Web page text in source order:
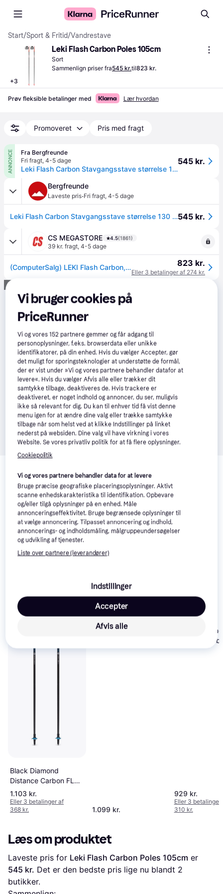
Start/Sport & Fritid/Vandrestave
+3
Leki Flash Carbon Poles 105cm
Sort
Sammenlign priser fra545 kr.til823 kr.
Prøv fleksible betalinger med Lær hvordan
Promoveret Pris med fragt
ANNONCE
Fra Bergfreunde
Fri fragt, 4-5 dage
Leki Flash Carbon Stavgangsstave størrelse 130 cm farve green/ neon yellow
545 kr.
Bergfreunde
Laveste pris·Fri fragt, 4-5 dage
Leki Flash Carbon Stavgangsstave størrelse 130 cm farve green/ neon yellow545 kr.
CS MEGASTORE 4.5(1861)
39 kr. fragt, 4-5 dage
(ComputerSalg) LEKI Flash Carbon, Unisex, Fast længde, Stavgang, I-type greb, Kork, Carbon (PRC 700) 823 kr.
Eller 3 betalinger af 274 kr.
Annonce
Relaterede produkter
Se vores forslag til andre produkter, der matcher dine
interesser. Vis alle
Black Diamond
Distance Carbon FLZ
Trekkingstænger
1.103 kr.
Eller 3 betalinger af
368 kr.
Black Diamond
Desert Sky 140 cm
1.099 kr.
Black Diamond
Distance
125 cm
929 kr.
Eller 3 betalinger
310 kr.
Læs om produktet
Laveste pris for Leki Flash Carbon Poles 105cm
545 kr. Det er den bedste pris lige nu blandt 2
butikker.
Vi bruger cookies på
PriceRunner
Vi og vores152 partnere gemmer og får adgang til
personoplysninger, f.eks. browserdata eller unikke
identifikatorer, på din enhed. Hvis du vælger Accepter, gør
det muligt for sporingsteknologier at understøtte de formål,
der er vist under »Vi og vores partnere behandler datafor at
levere«. Hvis du vælger Afvis alle eller trækker dit
samtykke tilbage, deaktiveres de. Hvis trackere er
deaktiveret, er noget indhold og annoncer, du ser, muligvis
ikke så relevant for dig. Du kan til enhver tid få vist denne
menu igen for at ændre dine valg eller trække samtykke
tilbage når som helst ved at klikke Indstillinger på linket
nederst på websiden. Dine valg vil have virkning i vores
Website. Se vores privatliv politik for at få flere oplysninger.
Cookiepolitik
Vi og vores partnere behandler data for at levere
Bruge præcise geografiske placeringsoplysninger. Aktivt
scanne enhedskarakteristika til identifikation. Opbevare
og/eller tilgå oplysninger på en enhed. Måle
annonceringseffektivitet. Bruge begrænsede oplysninger til
at vælge annoncering. Tilpasset annoncering og indhold,
annoncerings- og indholdsmåling, målgruppeundersøgelser
og udvikling af tjenester.
Liste over partnere (leverandører)
Indstillinger
Afvis alle
Accepter